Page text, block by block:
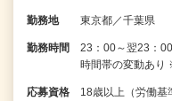
勤務地 東京都／千葉県
勤務時間
23：00～翌23：
時間帯の変動あ
応募資格
18歳以上（労働基